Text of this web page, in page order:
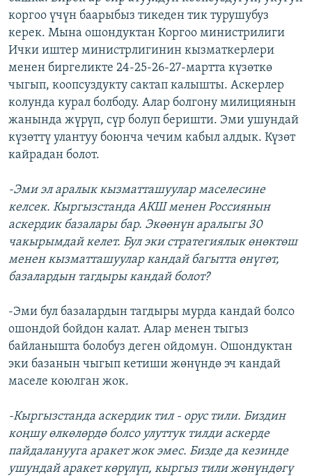
коргоо үчүн баарыбыз тикеден тик турушубуз
керек. Мына ошондуктан Коргоо министрилиги
Ички иштер министрлигинин кызматкерлери
менен биргеликте 24-25-26-27-мартта күзөткө
чыгып, коопсуздукту сактап калышты. Аскерлер
колунда курал болбоду. Алар болгону милициянын
жанында жүрүп, сүр болуп беришти. Эми ушундай
күзөттү улантуу боюнча чечим кабыл алдык. Күзөт
кайрадан болот.
-Эми эл аралык кызматташуулар маселесине
келсек. Кыргызстанда АКШ менен Россиянын
аскердик базалары бар. Экөөнүн аралыгы 30
чакырымдай келет. Бул эки стратегиялык өнөктөш
менен кызматташуулар кандай багытта өнүгөт,
базалардын тагдыры кандай болот?
-Эми бул базалардын тагдыры мурда кандай болсо
ошондой бойдон калат. Алар менен тыгыз
байланышта болобуз деген ойдомун. Ошондуктан
эки базанын чыгып кетиши жөнүндө эч кандай
маселе коюлган жок.
-Кыргызстанда аскердик тил - орус тили. Биздин
коңшу өлкөлөрдө болсо улуттук тилди аскерде
пайдаланууга аракет жок эмес. Бизде да кезинде
ушундай аракет көрүлүп, кыргыз тили жөнүндөгү